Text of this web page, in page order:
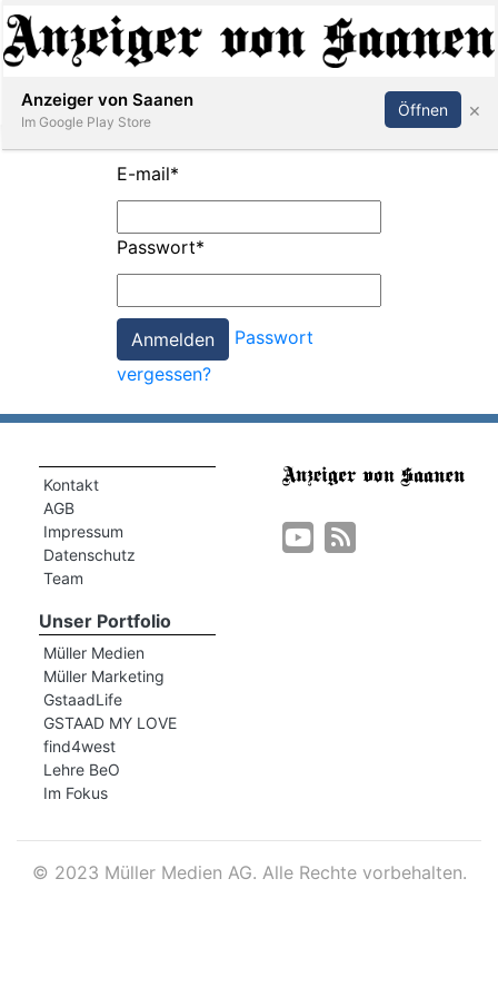
Abonnieren Anmelden
E-mail*
Passwort*
Passwort
vergessen?
Kontakt
AGB
Impressum
Datenschutz
Team
Unser Portfolio
Müller Medien
Müller Marketing
GstaadLife
GSTAAD MY LOVE
find4west
Lehre BeO
Im Fokus
© 2023 Müller Medien AG. Alle Rechte vorbehalten.
Anzeiger von Saanen
Im Google Play Store
Öffnen ×